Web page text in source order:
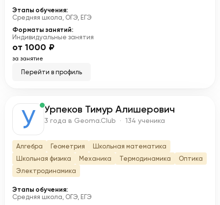
Этапы обучения:
Средняя школа, ОГЭ, ЕГЭ
Форматы занятий:
Индивидуальные занятия
от 1000 ₽
за занятие
Перейти в профиль
У Урпеков Тимур Алишерович
3 года в Geoma.Club · 134 ученика
Алгебра Геометрия
Школьная математика
Школьная физика
Механика Термодинамика
Оптика
Электродинамика
Этапы обучения:
Средняя школа, ОГЭ, ЕГЭ